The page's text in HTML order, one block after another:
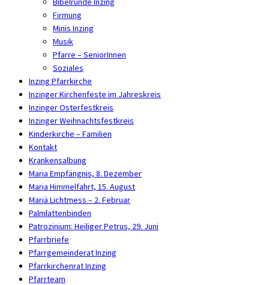
Firmung
Minis Inzing
Musik
Pfarre – SeniorInnen
Soziales
Inzing Pfarrkirche
Inzinger Kirchenfeste im Jahreskreis
Inzinger Osterfestkreis
Inzinger Weihnachtsfestkreis
Kinderkirche – Familien
Kontakt
Krankensalbung
Maria Empfängnis, 8. Dezember
Maria Himmelfahrt, 15. August
Mariä Lichtmess – 2. Februar
Palmlattenbinden
Patrozinium: Heiliger Petrus, 29. Juni
Pfarrbriefe
Pfarrgemeinderat Inzing
Pfarrkirchenrat Inzing
Pfarrteam